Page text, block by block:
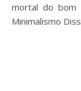
mortal do bom
Minimalismo